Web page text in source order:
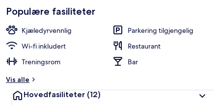
Populære fasiliteter
Kjæledyrvennlig
Parkering tilgjengelig
Wi-fi inkludert
Restaurant
Treningsrom
Bar
Vis alle
Hovedfasiliteter (12)